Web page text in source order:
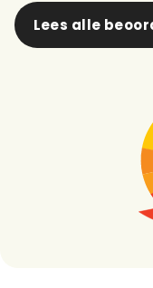
Lees alle